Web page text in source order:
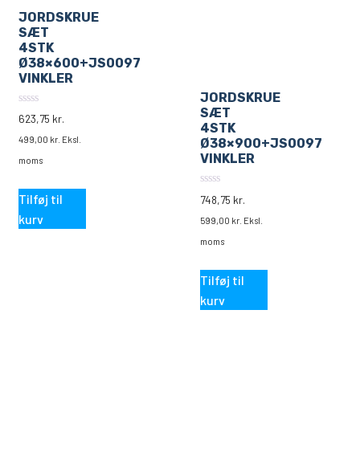
JORDSKRUE
SÆT
4STK
Ø38×600+JS0097
VINKLER
0
ud
af
5
623,75 kr.
499,00 kr. Eksl.
moms
Tilføj til
kurv
JORDSKRUE
SÆT
4STK
Ø38×900+JS0097
VINKLER
0
ud
af
5
748,75 kr.
599,00 kr. Eksl.
moms
Tilføj til
kurv